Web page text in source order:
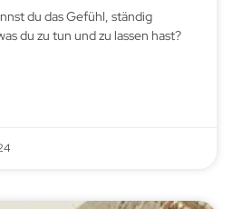
du das Gefühl, ständig
du zu tun und zu lassen hast?